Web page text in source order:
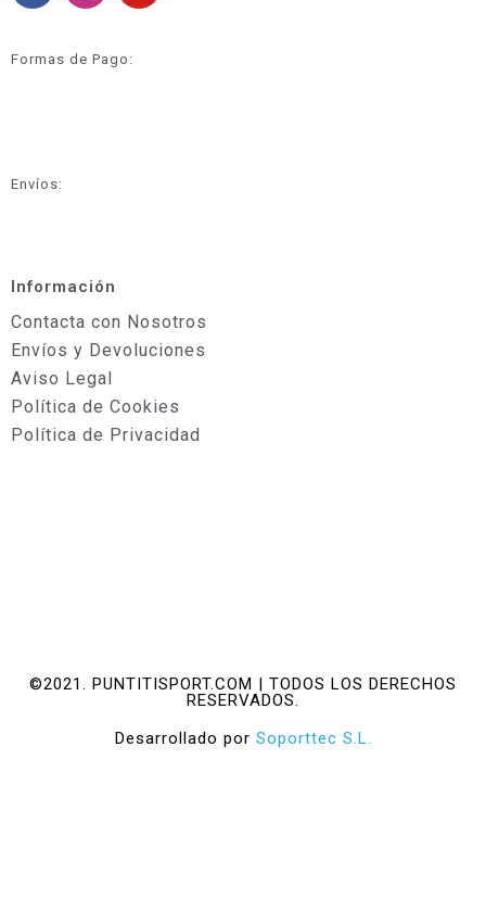
Formas de Pago:
Envíos:
Información
Contacta con Nosotros
Envíos y Devoluciones
Aviso Legal
Política de Cookies
Política de Privacidad
©2021. PUNTITISPORT.COM | TODOS LOS DERECHOS
RESERVADOS.
Desarrollado por Soporttec S.L.